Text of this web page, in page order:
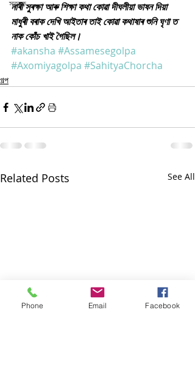
স্তৱক
নাৰী সুৰক্ষা আৰু শিক্ষা কথা কোৱা দীঘলীয়া ভাষন দিয়া
মাধুৰী বৰাক দেখি আইতাৰ তাই কোৱা কথাষাৰ শুনি ঘৃণা ত
নাক কোঁচ খাই গৈছিল।
#akansha #Assamesegolpa
#Axomiyagolpa #SahityaChorcha
গল্প
Related Posts See All
Phone Email Facebook